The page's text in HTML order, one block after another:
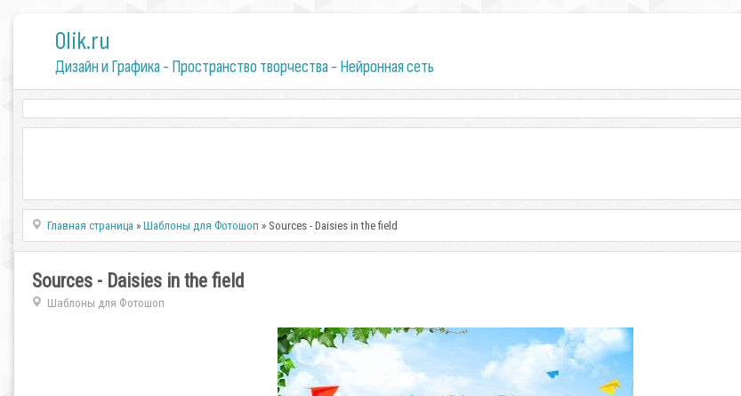
0lik.ru
Дизайн и Графика - Пространство творчества - Нейронная сеть
Главная страница »Шаблоны для Фотошоп » Sources - Daisies in the field
Sources - Daisies in the field
Шаблоны для Фотошоп